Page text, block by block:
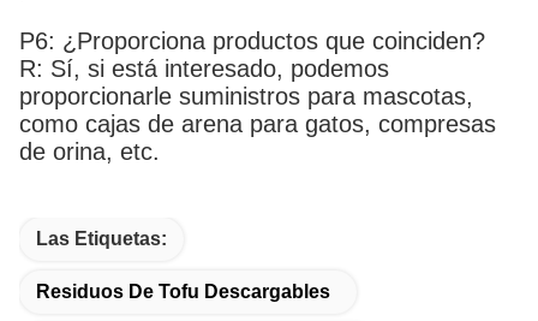
P6: ¿Proporciona productos que coinciden?
R: Sí, si está interesado, podemos
proporcionarle suministros para mascotas,
como cajas de arena para gatos, compresas
de orina, etc.
Las Etiquetas:
Residuos De Tofu Descargables